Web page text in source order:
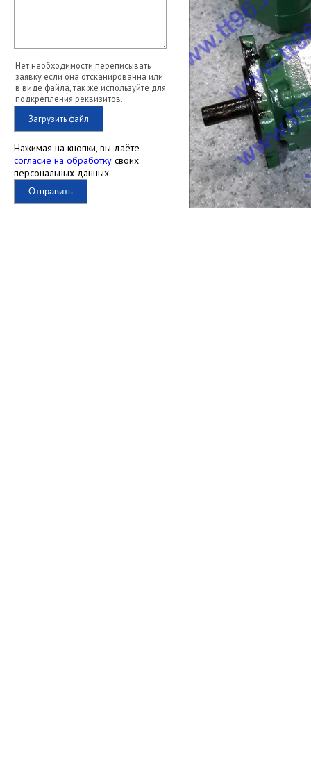
Нет необходимости переписывать
заявку если она отсканированна или
в виде файла, так же используйте для
подкрепления реквизитов.
Загрузить файл
Нажимая на кнопки, вы даёте
согласие на обработку своих
персональных данных.
Отправить